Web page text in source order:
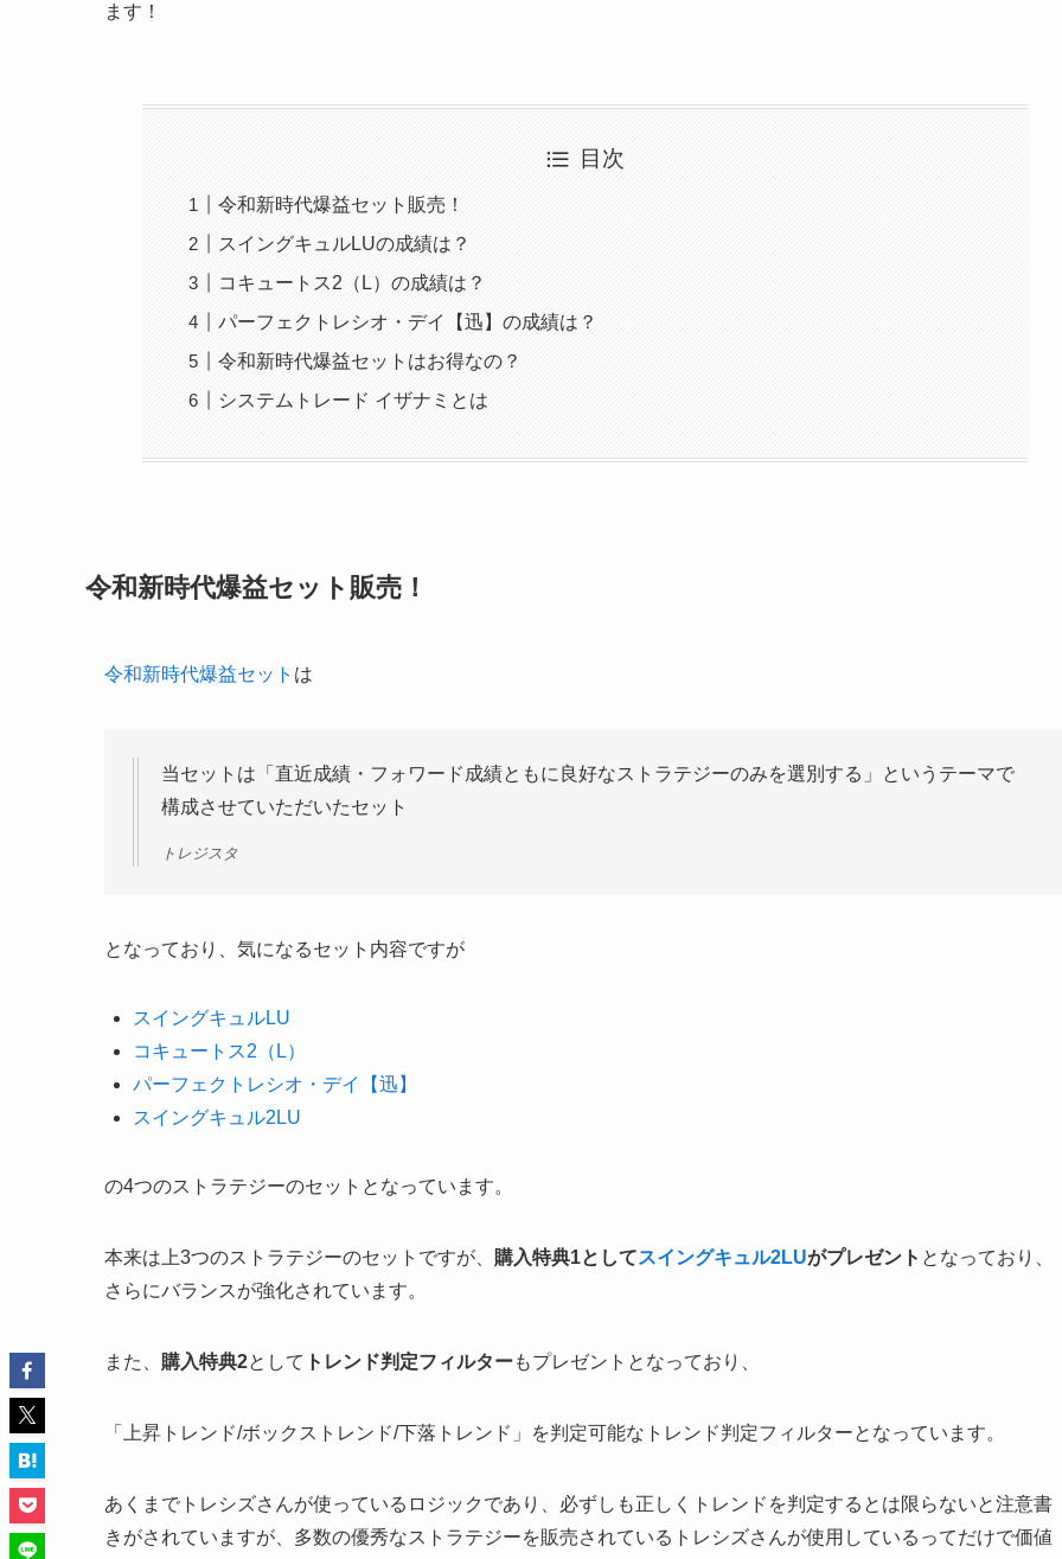
ます！
目次
令和新時代爆益セット販売！
スイングキュルLUの成績は？
コキュートス2（L）の成績は？
パーフェクトレシオ・デイ【迅】の成績は？
令和新時代爆益セットはお得なの？
システムトレード イザナミとは
令和新時代爆益セット販売！
令和新時代爆益セット は
当セットは「直近成績・フォワード成績ともに良好なストラテジーのみを選別する」というテーマで
構成させていただいたセット
トレジスタ
となっており、気になるセット内容ですが
スイングキュルLU
コキュートス2（L）
パーフェクトレシオ・デイ【迅】
スイングキュル2LU
の4つのストラテジーのセットとなっています。
本来は上3つのストラテジーのセットですが、 購入特典1としてスイングキュル2LUがプレゼント となっており、
さらにバランスが強化されています。
また、 購入特典2として トレンド判定フィルターもプレゼントとなっており、
「上昇トレンド/ボックストレンド/下落トレンド」を判定可能なトレンド判定フィルターとなっています。
あくまでトレシズさんが使っているロジックであり、必ずしも正しくトレンドを判定するとは限らないと注意書
きがされていますが、多数の優秀なストラテジーを販売されているトレシズさんが使用しているってだけで価値